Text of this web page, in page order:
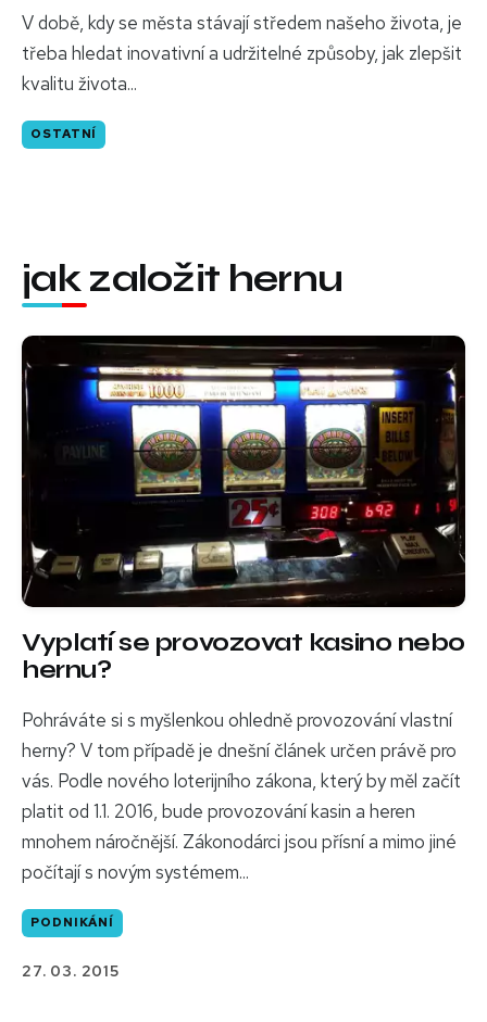
V době, kdy se města stávají středem našeho života, je
třeba hledat inovativní a udržitelné způsoby, jak zlepšit
kvalitu života...
OSTATNÍ
jak založit hernu
Vyplatí se provozovat kasino nebo
hernu?
Pohráváte si s myšlenkou ohledně provozování vlastní
herny? V tom případě je dnešní článek určen právě pro
vás. Podle nového loterijního zákona, který by měl začít
platit od 1.1. 2016, bude provozování kasin a heren
mnohem náročnější. Zákonodárci jsou přísní a mimo jiné
počítají s novým systémem...
PODNIKÁNÍ
27. 03. 2015